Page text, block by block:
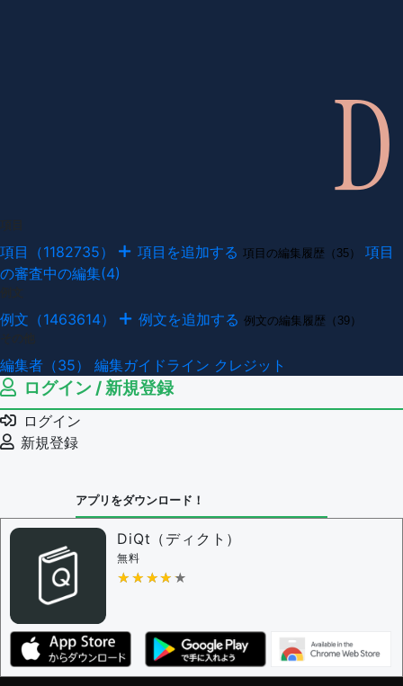
項目（1182735） 項目を追加する 項目の編集履歴（35）
項目
の審査中の編集(4)
例文（1463614） 例文を追加する 例文の編集履歴（39）
編集者（35） 編集ガイドライン クレジット
ログイン / 新規登録
ログイン
新規登録
アプリをダウンロード！
DiQt（ディクト）
無料
★★★★★
★★★★★